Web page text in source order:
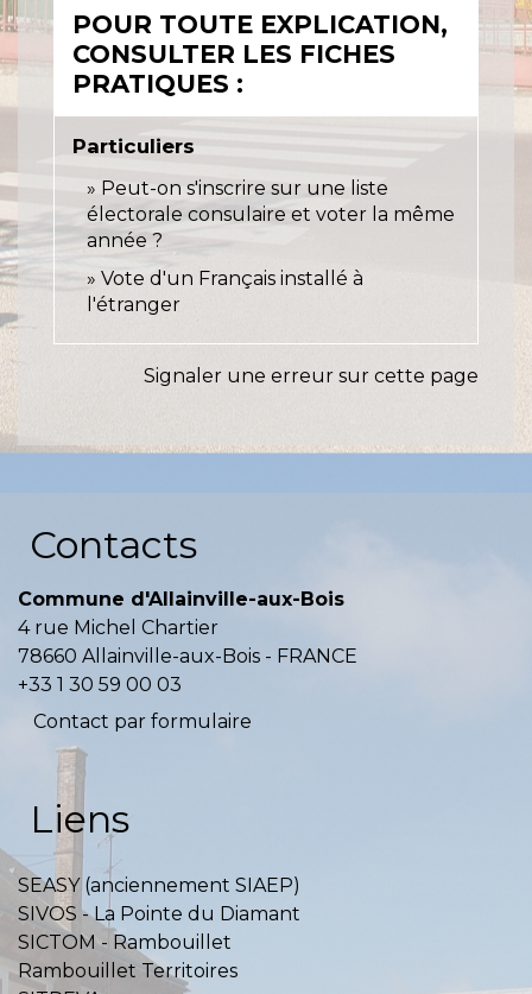
POUR TOUTE EXPLICATION,
CONSULTER LES FICHES
PRATIQUES :
Particuliers
Peut-on s'inscrire sur une liste
électorale consulaire et voter la même
année ?
Vote d'un Français installé à
l'étranger
Signaler une erreur sur cette page
Contacts
Commune d'Allainville-aux-Bois
4 rue Michel Chartier
78660 Allainville-aux-Bois - FRANCE
+33 1 30 59 00 03
Contact par formulaire
Liens
SEASY (anciennement SIAEP)
SIVOS - La Pointe du Diamant
SICTOM - Rambouillet
Rambouillet Territoires